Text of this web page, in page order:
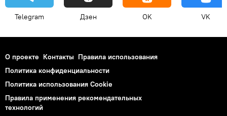
Telegram Дзен OK VK
О проекте Контакты Правила использования
Политика конфиденциальности
Политика использования Cookie
Правила применения рекомендательных
технологий